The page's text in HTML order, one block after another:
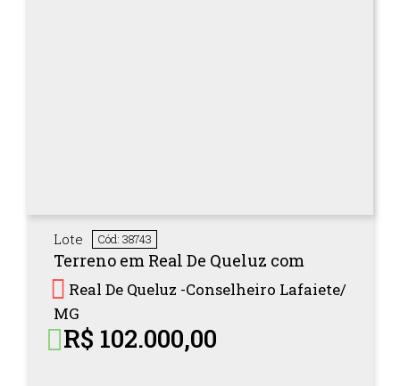
Lote Cód: 38743
Terreno em Real De Queluz com
Real De Queluz -Conselheiro Lafaiete/
MG
R$ 102.000,00